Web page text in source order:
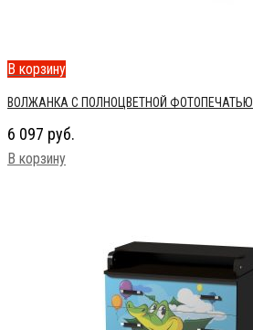
В корзину
ВОЛЖАНКА С ПОЛНОЦВЕТНОЙ ФОТОПЕЧАТЬЮ
6 097 руб.
В корзину